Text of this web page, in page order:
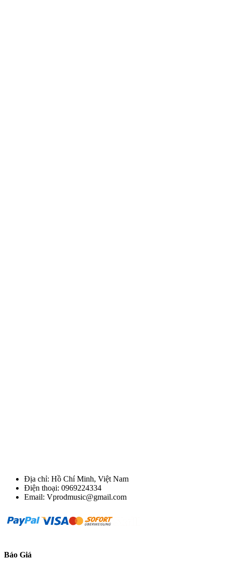
Địa chỉ: Hồ Chí Minh, Việt Nam
Điện thoại: 0969224334
Email: Vprodmusic@gmail.com
Báo Giá